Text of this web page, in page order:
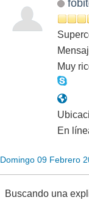
Muy
En
Domingo 09 Febrero
Buscando una